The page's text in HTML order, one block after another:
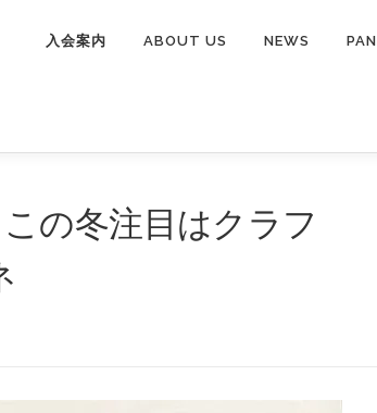
入会案内 ABOUT US NEWS
の冬注目はクラフ